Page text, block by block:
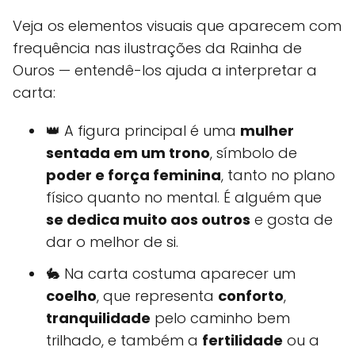
Veja os elementos visuais que aparecem com
frequência nas ilustrações da Rainha de
Ouros — entendê-los ajuda a interpretar a
carta:
👑 A figura principal é uma mulher
sentada em um trono, símbolo de
poder e força feminina, tanto no plano
físico quanto no mental. É alguém que
se dedica muito aos outros e gosta de
dar o melhor de si.
🐇 Na carta costuma aparecer um
coelho, que representa conforto,
tranquilidade pelo caminho bem
trilhado, e também a fertilidade ou a